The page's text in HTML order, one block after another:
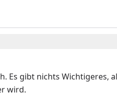
Es gibt nichts Wichtigeres,
wird.